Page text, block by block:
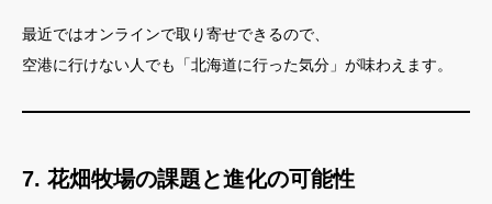
最近ではオンラインで取り寄せできるので、
空港に行けない人でも「北海道に行った気分」が味わえます。
7. 花畑牧場の課題と進化の可能性